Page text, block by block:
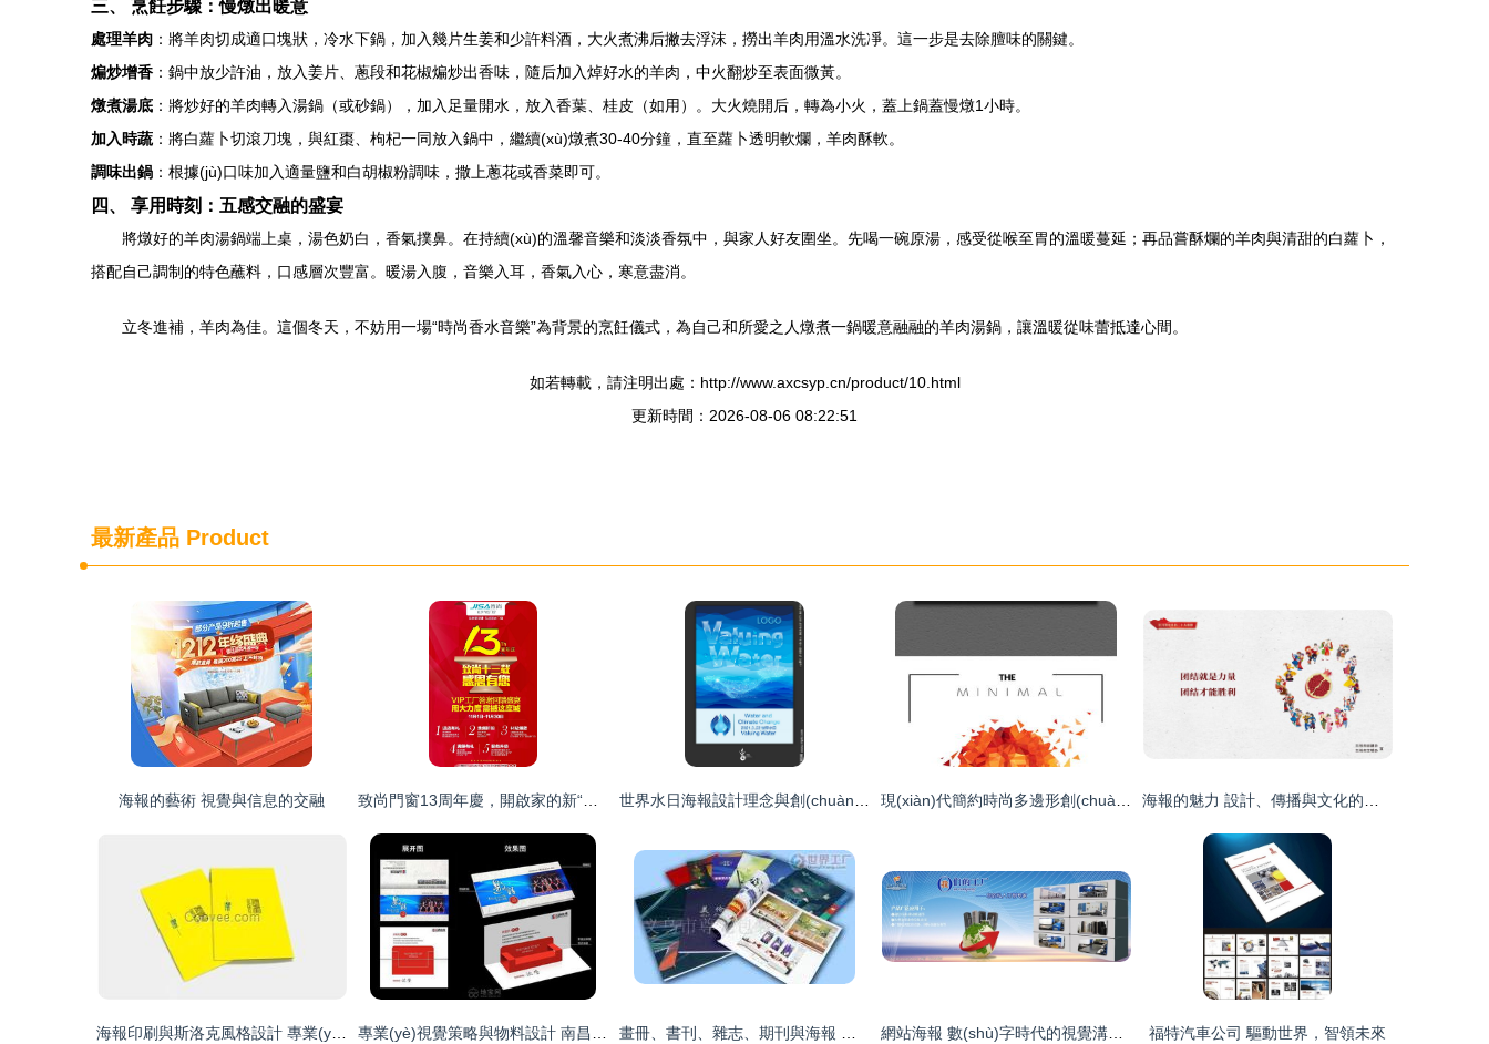
三、 烹飪步驟：慢燉出暖意
處理羊肉 ：將羊肉切成適口塊狀，冷水下鍋，加入幾片生姜和少許料酒，大火煮沸后撇去浮沫，撈出羊肉用溫水洗凈。這一步是去除膻味的關鍵。
煸炒增香 ：鍋中放少許油，放入姜片、蔥段和花椒煸炒出香味，隨后加入焯好水的羊肉，中火翻炒至表面微黃。
燉煮湯底 ：將炒好的羊肉轉入湯鍋（或砂鍋），加入足量開水，放入香葉、桂皮（如用）。大火燒開后，轉為小火，蓋上鍋蓋慢燉1小時。
加入時蔬 ：將白蘿卜切滾刀塊，與紅棗、枸杞一同放入鍋中，繼續(xù)燉煮30-40分鐘，直至蘿卜透明軟爛，羊肉酥軟。
調味出鍋 ：根據(jù)口味加入適量鹽和白胡椒粉調味，撒上蔥花或香菜即可。
四、 享用時刻：五感交融的盛宴
將燉好的羊肉湯鍋端上桌，湯色奶白，香氣撲鼻。在持續(xù)的溫馨音樂和淡淡香氛中，與家人好友圍坐。先喝一碗原湯，感受從喉至胃的溫暖蔓延；再品嘗酥爛的羊肉與清甜的白蘿卜，
搭配自己調制的特色蘸料，口感層次豐富。暖湯入腹，音樂入耳，香氣入心，寒意盡消。
立冬進補，羊肉為佳。這個冬天，不妨用一場“時尚香水音樂”為背景的烹飪儀式，為自己和所愛之人燉煮一鍋暖意融融的羊肉湯鍋，讓溫暖從味蕾抵達心間。
如若轉載，請注明出處：http://www.axcsyp.cn/product/10.html
更新時間：2026-08-06 08:22:51
最新產品 Product
海報的藝術 視覺與信息的交融
福特汽車公司 驅動世界，智領未來